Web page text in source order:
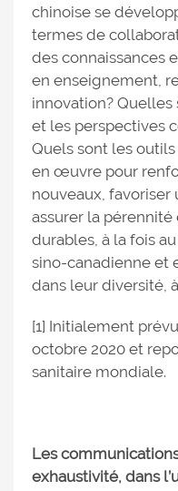
chinoise se
termes de
des connaissances
en enseignement,
innovation?
et les perspectives
Quels sont les
en œuvre pour
nouveaux, favoriser
assurer la
durables, à la fois
sino-canadienne et
dans leur diversité,
[1] Initialement
octobre 2020 et
sanitaire mondiale.
Les
exhaustivité, dans